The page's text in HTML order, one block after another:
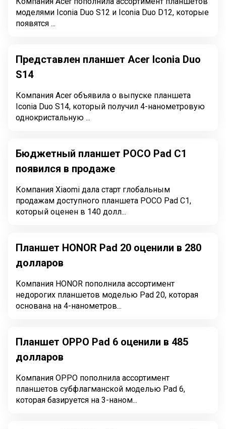
моделями Iconia Duo S12 и Iconia Duo D12, которые
появятся ...
Представлен планшет Acer Iconia Duo
S14
Компания Acer объявила о выпуске планшета
Iconia Duo S14, который получил 4-нанометровую
однокристальную ...
Бюджетный планшет POCO Pad C1
появился в продаже
Компания Xiaomi дала старт глобальным
продажам доступного планшета POCO Pad C1,
который оценен в 140 долл...
Планшет HONOR Pad 20 оценили в 280
долларов
Компания HONOR пополнила ассортимент
недорогих планшетов моделью Pad 20, которая
основана на 4-нанометров...
Планшет OPPO Pad 6 оценили в 485
долларов
Компания OPPO пополнила ассортимент
планшетов субфлагманской моделью Pad 6,
которая базируется на 3-наном...